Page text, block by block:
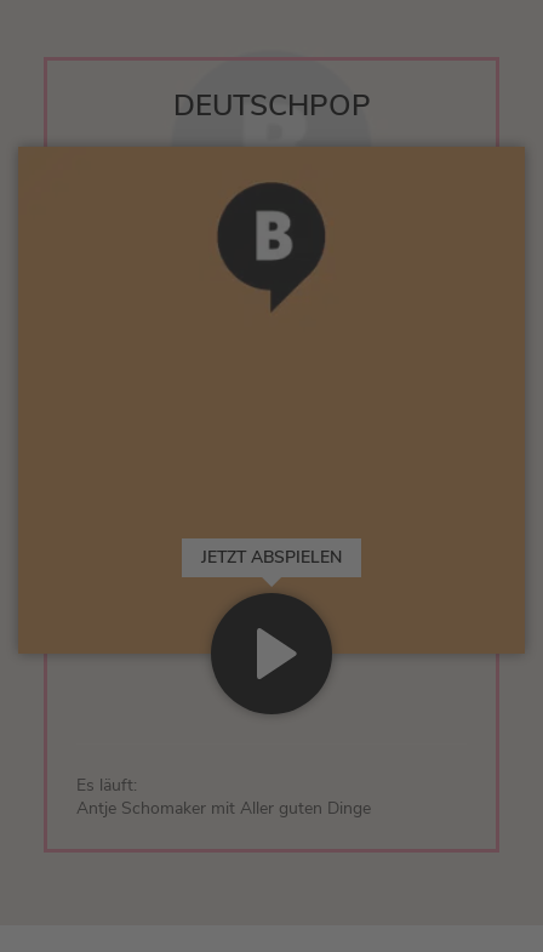
DEUTSCHPOP
JETZT ABSPIELEN
Es läuft:
Antje Schomaker mit Aller guten Dinge